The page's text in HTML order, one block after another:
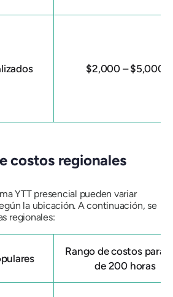
$2,000 – $5,000
costos regionales
YTT presencial pueden variar
la ubicación. A continuación, se
regionales:
Rango de costos para
de 200 horas